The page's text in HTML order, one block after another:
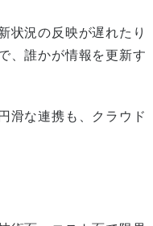
状況の反映が遅れたり
、誰かが情報を更新す
滑な連携も、クラウド